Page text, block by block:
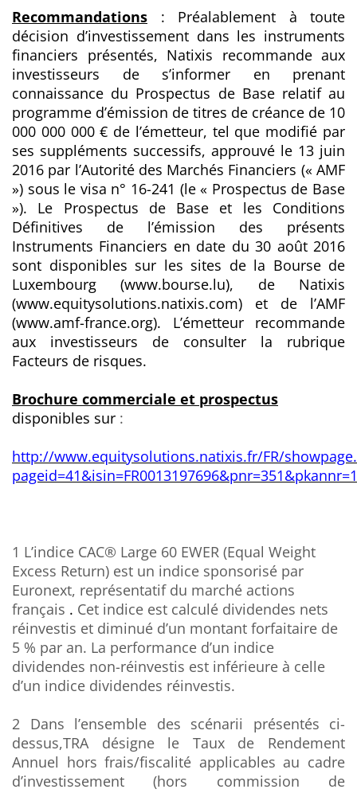
Recommandations
: Préalablement à toute
décision d’investissement dans les instruments
financiers présentés, Natixis recommande aux
investisseurs de s’informer en prenant
connaissance du Prospectus de Base relatif au
programme d’émission de titres de créance de 10
000 000 000 € de l’émetteur, tel que modifié par
ses suppléments successifs, approuvé le 13 juin
2016 par l’Autorité des Marchés Financiers (« AMF
») sous le visa n° 16-241 (le « Prospectus de Base
»). Le Prospectus de Base et les Conditions
Définitives de l’émission des présents
Instruments Financiers en date du 30 août 2016
sont disponibles sur les sites de la Bourse de
Luxembourg (www.bourse.lu), de Natixis
(www.equitysolutions.natixis.com) et de l’AMF
(www.amf-france.org). L’émetteur recommande
aux investisseurs de consulter la rubrique
Facteurs de risques.
Brochure commerciale et prospectus
disponibles sur :
http://www.equitysolutions.natixis.fr/FR/
pageid=41&isin=FR0013197696&pnr=351&pkannr=1
1 L’indice CAC® Large 60 EWER (Equal Weight
Excess Return) est un indice sponsorisé par
Euronext, représentatif du marché actions
français . Cet indice est calculé dividendes nets
réinvestis et diminué d’un montant forfaitaire de
5 % par an. La performance d’un indice
dividendes non-réinvestis est inférieure à celle
d’un indice dividendes réinvestis.
2 Dans l’ensemble des scénarii présentés ci-
dessus,TRA désigne le Taux de Rendement
Annuel hors frais/fiscalité applicables au cadre
d’investissement (hors commission de